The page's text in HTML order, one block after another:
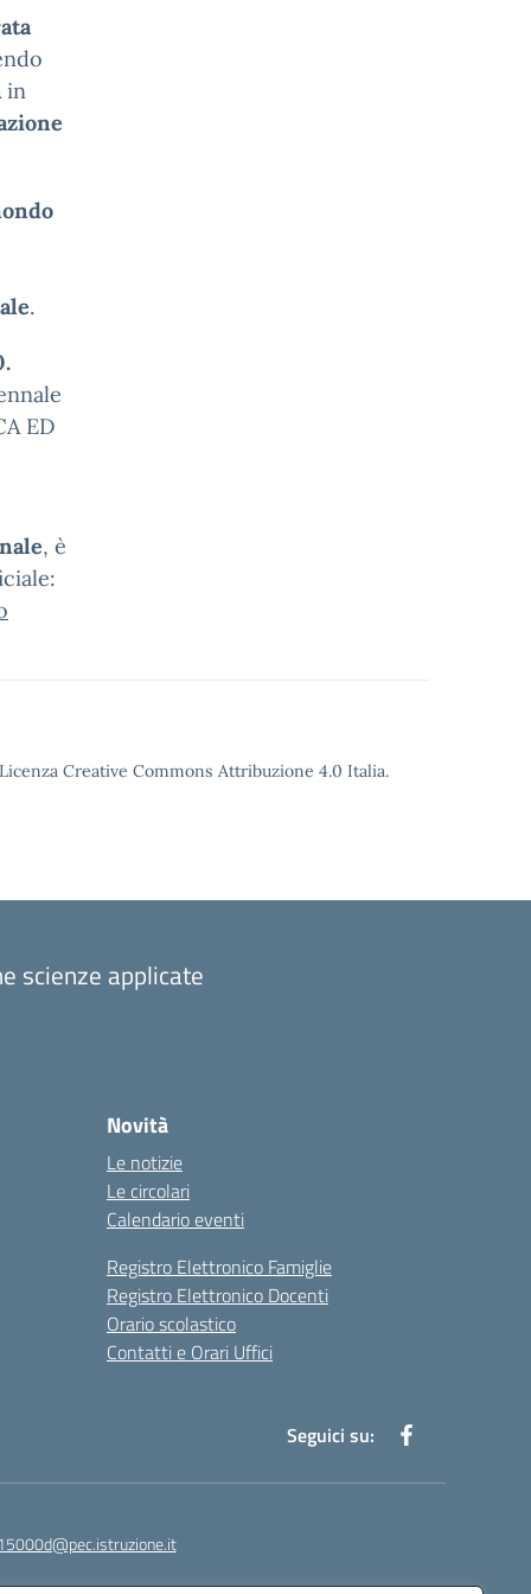
in
.
ED
, è
Creative Commons Attribuzione 4.0 Italia.
scienze applicate
Novità
Le notizie
Le circolari
Calendario eventi
Registro Elettronico Famiglie
Registro Elettronico Docenti
Orario scolastico
Contatti e Orari Uffici
Seguici su: